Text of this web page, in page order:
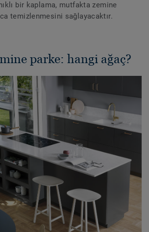
bir kaplama, mutfakta zemine
temizlenmesini sağlayacaktır.
parke: hangi ağaç?